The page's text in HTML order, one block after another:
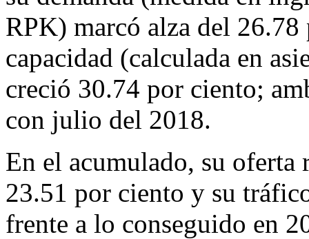
RPK) marcó alza del
capacidad (calculada en
creció 30.74 por ciento;
con julio del 2018.
En el acumulado, su
23.51 por ciento y su
frente a lo conseguido en